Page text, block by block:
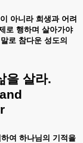
아니라 희생과 어려
로 행하며 살아가야
말로 참다운 성도의
을 살라.
여 하나님의 기적을